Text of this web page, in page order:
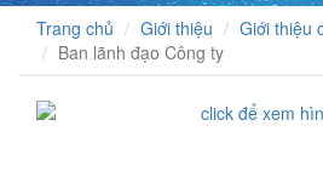
Trang chủ Giới thiệu
Giới thiệu
Ban lãnh đạo Công ty